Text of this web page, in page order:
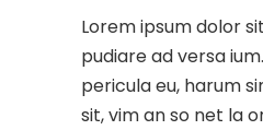
Lorem ipsum dolor
pudiare ad versa
pericula eu, harum
sit, vim an so net la